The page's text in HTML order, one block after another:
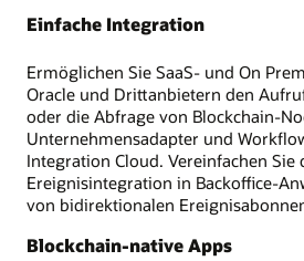
Einfache Integration
Ermöglichen Sie SaaS- und On
Oracle und Drittanbietern den
oder die Abfrage von Blockchain-
Unternehmensadapter und
Integration Cloud. Vereinfachen Sie
Ereignisintegration in Backoffice-
von bidirektionalen
Blockchain-native Apps